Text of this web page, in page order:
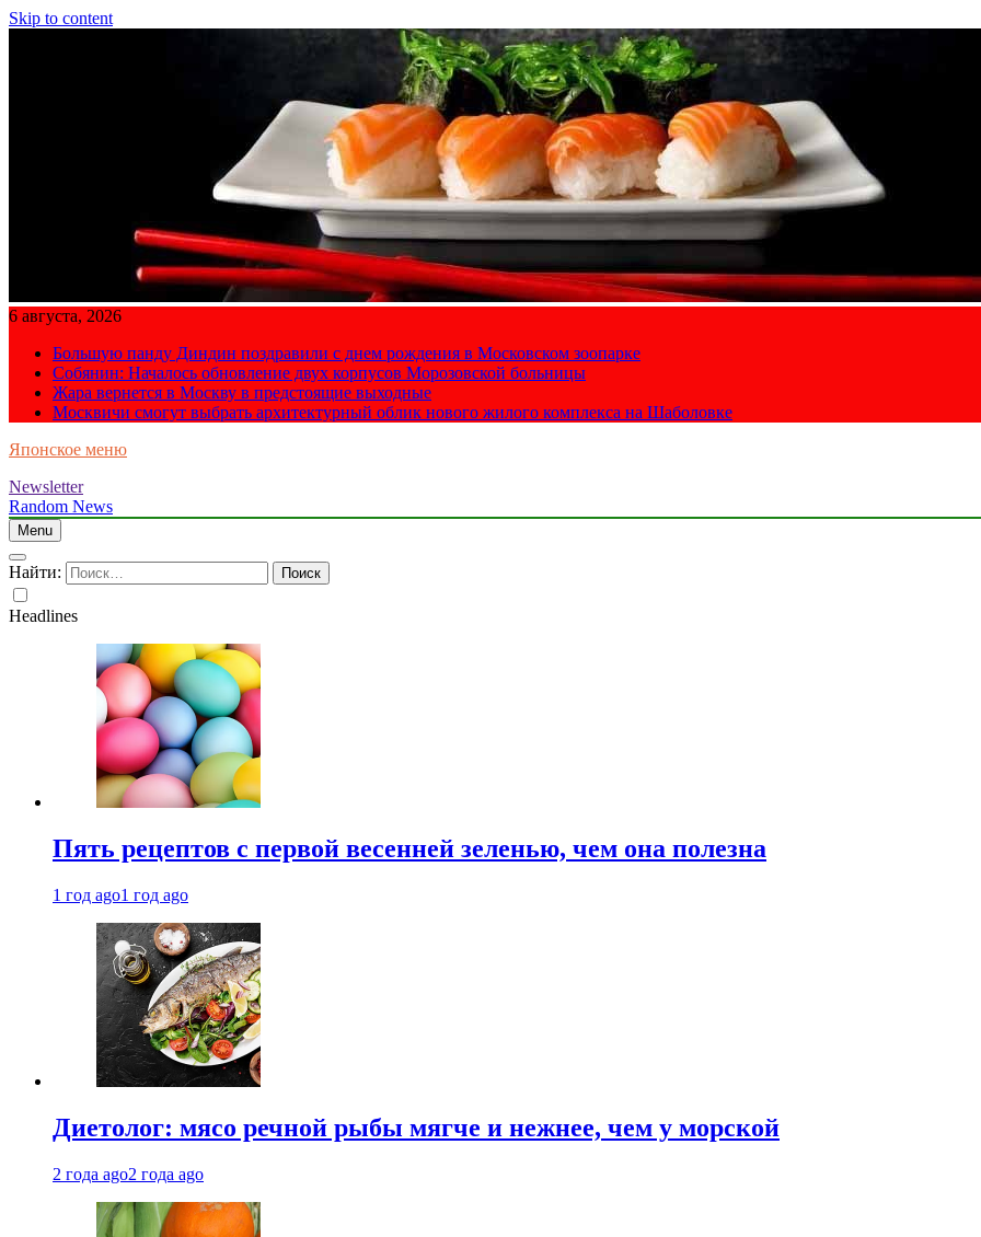
Skip to content
6 августа, 2026
Большую панду Диндин поздравили с днем рождения в Московском зоопарке
Собянин: Началось обновление двух корпусов Морозовской больницы
Жара вернется в Москву в предстоящие выходные
Москвичи смогут выбрать архитектурный облик нового жилого комплекса на Шаболовке
Японское меню
Newsletter
Random News
Menu
Найти:
Headlines
Пять рецептов с первой весенней зеленью, чем она полезна
1 год ago1 год ago
Диетолог: мясо речной рыбы мягче и нежнее, чем у морской
2 года ago2 года ago